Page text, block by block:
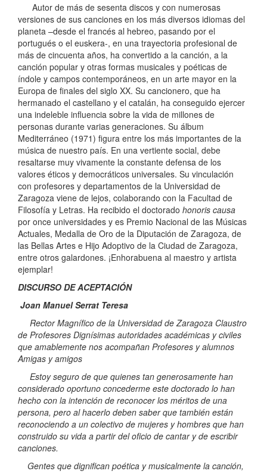
Autor de más de sesenta discos y con numerosas
versiones de sus canciones en los más diversos idiomas del
planeta –desde el francés al hebreo, pasando por el
portugués o el euskera-, en una trayectoria profesional de
más de cincuenta años, ha convertido a la canción, a la
canción popular y otras formas musicales y poéticas de
índole y campos contemporáneos, en un arte mayor en la
Europa de finales del siglo XX. Su cancionero, que ha
hermanado el castellano y el catalán, ha conseguido ejercer
una indeleble influencia sobre la vida de millones de
personas durante varias generaciones. Su álbum
Mediterráneo (1971) figura entre los más importantes de la
música de nuestro país. En una vertiente social, debe
resaltarse muy vivamente la constante defensa de los
valores éticos y democráticos universales. Su vinculación
con profesores y departamentos de la Universidad de
Zaragoza viene de lejos, colaborando con la Facultad de
Filosofía y Letras. Ha recibido el doctorado honoris causa
por once universidades y es Premio Nacional de las Músicas
Actuales, Medalla de Oro de la Diputación de Zaragoza, de
las Bellas Artes e Hijo Adoptivo de la Ciudad de Zaragoza,
entre otros galardones. ¡Enhorabuena al maestro y artista
ejemplar!
DISCURSO DE ACEPTACIÓN
Joan Manuel Serrat Teresa
Rector Magnífico de la Universidad de Zaragoza Claustro
de Profesores Dignísimas autoridades académicas y civiles
que amablemente nos acompañan Profesores y alumnos
Amigas y amigos
Estoy seguro de que quienes tan generosamente han
considerado oportuno concederme este doctorado lo han
hecho con la intención de reconocer los méritos de una
persona, pero al hacerlo deben saber que también están
reconociendo a un colectivo de mujeres y hombres que han
construido su vida a partir del oficio de cantar y de escribir
canciones.
Gentes que dignifican poética y musicalmente la canción,